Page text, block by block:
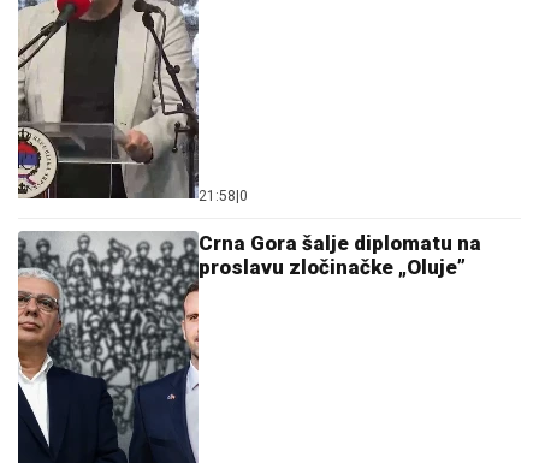
21:58|0
Crna Gora šalje diplomatu na
proslavu zločinačke „Oluje”